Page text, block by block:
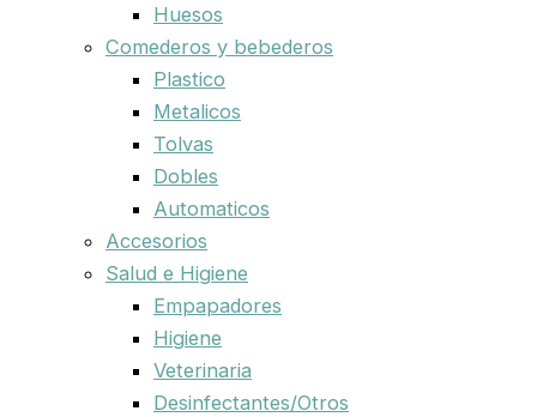
Huesos
Comederos y bebederos
Plastico
Metalicos
Tolvas
Dobles
Automaticos
Accesorios
Salud e Higiene
Empapadores
Higiene
Veterinaria
Desinfectantes/Otros